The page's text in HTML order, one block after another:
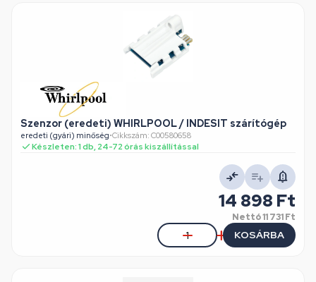
Szenzor (eredeti) WHIRLPOOL / INDESIT szárítógép
eredeti (gyári) minőség•Cikkszám: C00580658
Készleten: 1 db, 24-72 órás kiszállítással
14 898 Ft
Nettó11 731 Ft
KOSÁRBA